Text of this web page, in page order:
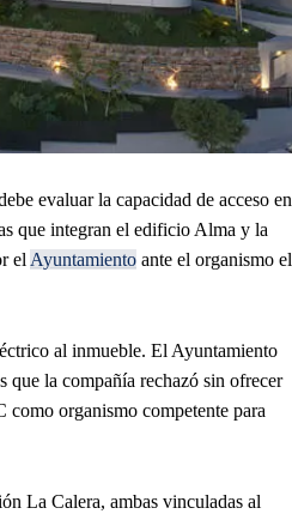
evaluar la capacidad de acceso en
que integran el edificio Alma y la
el Ayuntamiento ante el organismo el
al inmueble. El Ayuntamiento
que la compañía rechazó sin ofrecer
organismo competente para
La Calera, ambas vinculadas al